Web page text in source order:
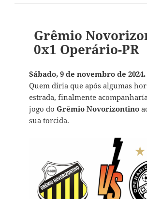
Grêmio
0x1 Operário-PR
Sábado, 9 de novembro de 2024.
Quem diria que após algumas
estrada, finalmente
jogo do Grêmio Novorizontino
sua torcida.